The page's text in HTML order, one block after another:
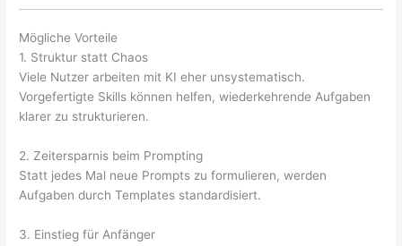
Mögliche Vorteile
1. Struktur statt Chaos
Viele Nutzer arbeiten mit KI eher unsystematisch.
Vorgefertigte Skills können helfen, wiederkehrende Aufgaben
klarer zu strukturieren.
2. Zeitersparnis beim Prompting
Statt jedes Mal neue Prompts zu formulieren, werden
Aufgaben durch Templates standardisiert.
3. Einstieg für Anfänger